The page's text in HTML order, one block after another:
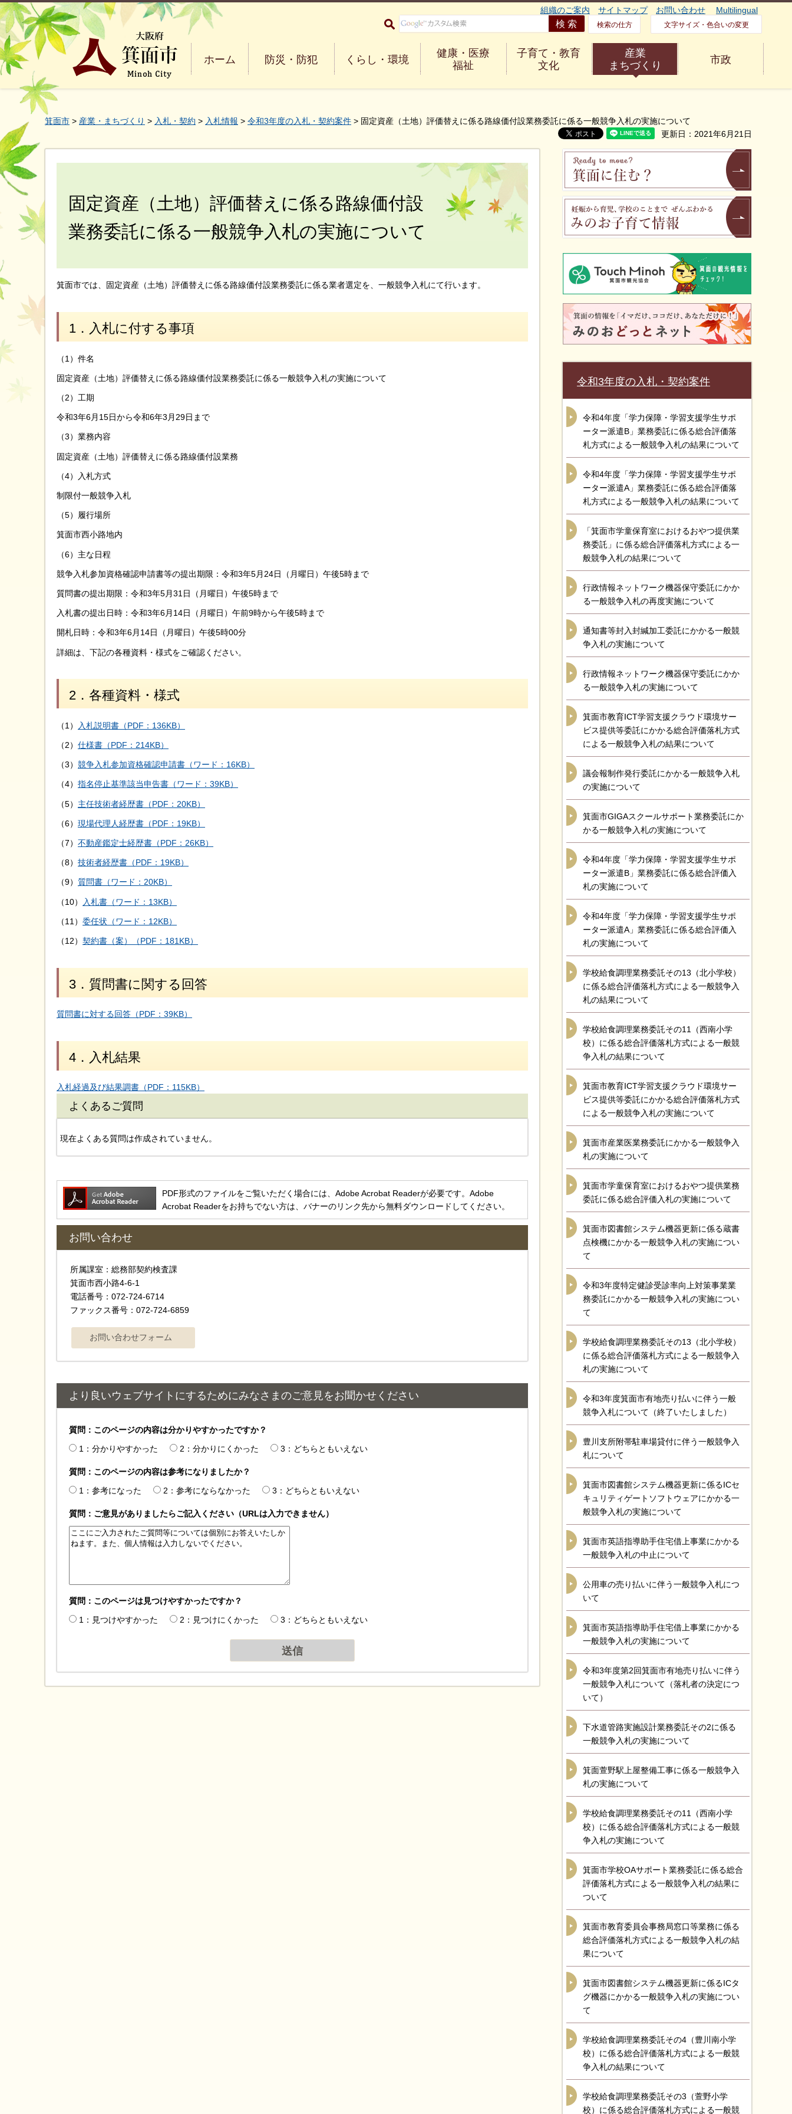
大阪府箕面市 Minoh City
組織のご案内 サイトマップ お問い合わせ Multilingual
検索の仕方 文字サイズ・色合いの変更
ホーム 防災・防犯 くらし・環境
健康・医療
福祉
子育て・教育
文化
産業
まちづくり
市政
箕面市 > 産業・まちづくり > 入札・契約 > 入札情報 > 令和3年度の入札・契約案件 > 固定資産（土地）評価替えに係る路線価付設業務委託に係る一般競争入札の実施について
更新日：2021年6月21日
固定資産（土地）評価替えに係る路線価付設
業務委託に係る一般競争入札の実施について
箕面市では、固定資産（土地）評価替えに係る路線価付設業務委託に係る業者選定を、一般競争入札にて行います。
1．入札に付する事項
（1）件名
固定資産（土地）評価替えに係る路線価付設業務委託に係る一般競争入札の実施について
（2）工期
令和3年6月15日から令和6年3月29日まで
（3）業務内容
固定資産（土地）評価替えに係る路線価付設業務
（4）入札方式
制限付一般競争入札
（5）履行場所
箕面市西小路地内
（6）主な日程
競争入札参加資格確認申請書等の提出期限：令和3年5月24日（月曜日）午後5時まで
質問書の提出期限：令和3年5月31日（月曜日）午後5時まで
入札書の提出日時：令和3年6月14日（月曜日）午前9時から午後5時まで
開札日時：令和3年6月14日（月曜日）午後5時00分
詳細は、下記の各種資料・様式をご確認ください。
2．各種資料・様式
（1） 入札説明書（PDF：136KB）
（2） 仕様書（PDF：214KB）
（3） 競争入札参加資格確認申請書（ワード：16KB）
（4） 指名停止基準該当申告書（ワード：39KB）
（5） 主任技術者経歴書（PDF：20KB）
（6） 現場代理人経歴書（PDF：19KB）
（7） 不動産鑑定士経歴書（PDF：26KB）
（8） 技術者経歴書（PDF：19KB）
（9） 質問書（ワード：20KB）
（10） 入札書（ワード：13KB）
（11） 委任状（ワード：12KB）
（12） 契約書（案）（PDF：181KB）
3．質問書に関する回答
質問書に対する回答（PDF：39KB）
4．入札結果
入札経過及び結果調書（PDF：115KB）
よくあるご質問
現在よくある質問は作成されていません。
PDF形式のファイルをご覧いただく場合には、Adobe Acrobat Readerが必要です。Adobe
Acrobat Readerをお持ちでない方は、バナーのリンク先から無料ダウンロードしてください。
お問い合わせ
所属課室：総務部契約検査課
箕面市西小路4‐6‐1
電話番号：072-724-6714
ファックス番号：072-724-6859
より良いウェブサイトにするためにみなさまのご意見をお聞かせください
質問：このページの内容は分かりやすかったですか？
1：分かりやすかった
2：分かりにくかった 3：どちらともいえない
質問：このページの内容は参考になりましたか？
1：参考になった
2：参考にならなかった 3：どちらともいえない
質問：ご意見がありましたらご記入ください（URLは入力できません）
質問：このページは見つけやすかったですか？
1：見つけやすかった
2：見つけにくかった 3：どちらともいえない
令和3年度の入札・契約案件
令和4年度「学力保障・学習支援学生サポ
ーター派遣B」業務委託に係る総合評価落
札方式による一般競争入札の結果について
令和4年度「学力保障・学習支援学生サポ
ーター派遣A」業務委託に係る総合評価落
札方式による一般競争入札の結果について
「箕面市学童保育室におけるおやつ提供業
務委託」に係る総合評価落札方式による一
般競争入札の結果について
行政情報ネットワーク機器保守委託にかか
る一般競争入札の再度実施について
通知書等封入封緘加工委託にかかる一般競
争入札の実施について
行政情報ネットワーク機器保守委託にかか
る一般競争入札の実施について
箕面市教育ICT学習支援クラウド環境サー
ビス提供等委託にかかる総合評価落札方式
による一般競争入札の結果について
議会報制作発行委託にかかる一般競争入札
の実施について
箕面市GIGAスクールサポート業務委託にか
かる一般競争入札の実施について
令和4年度「学力保障・学習支援学生サポ
ーター派遣B」業務委託に係る総合評価入
札の実施について
令和4年度「学力保障・学習支援学生サポ
ーター派遣A」業務委託に係る総合評価入
札の実施について
学校給食調理業務委託その13（北小学校）
に係る総合評価落札方式による一般競争入
札の結果について
学校給食調理業務委託その11（西南小学
校）に係る総合評価落札方式による一般競
争入札の結果について
箕面市教育ICT学習支援クラウド環境サー
ビス提供等委託にかかる総合評価落札方式
による一般競争入札の実施について
箕面市産業医業務委託にかかる一般競争入
札の実施について
箕面市学童保育室におけるおやつ提供業務
委託に係る総合評価入札の実施について
箕面市図書館システム機器更新に係る蔵書
点検機にかかる一般競争入札の実施につい
て
令和3年度特定健診受診率向上対策事業業
務委託にかかる一般競争入札の実施につい
て
学校給食調理業務委託その13（北小学校）
に係る総合評価落札方式による一般競争入
札の実施について
令和3年度箕面市有地売り払いに伴う一般
競争入札について（終了いたしました）
豊川支所附帯駐車場貸付に伴う一般競争入
札について
箕面市図書館システム機器更新に係るICセ
キュリティゲートソフトウェアにかかる一
般競争入札の実施について
箕面市英語指導助手住宅借上事業にかかる
一般競争入札の中止について
公用車の売り払いに伴う一般競争入札につ
いて
箕面市英語指導助手住宅借上事業にかかる
一般競争入札の実施について
令和3年度第2回箕面市有地売り払いに伴う
一般競争入札について（落札者の決定につ
いて）
下水道管路実施設計業務委託その2に係る
一般競争入札の実施について
箕面萱野駅上屋整備工事に係る一般競争入
札の実施について
学校給食調理業務委託その11（西南小学
校）に係る総合評価落札方式による一般競
争入札の実施について
箕面市学校OAサポート業務委託に係る総合
評価落札方式による一般競争入札の結果に
ついて
箕面市教育委員会事務局窓口等業務に係る
総合評価落札方式による一般競争入札の結
果について
箕面市図書館システム機器更新に係るICタ
グ機器にかかる一般競争入札の実施につい
て
学校給食調理業務委託その4（豊川南小学
校）に係る総合評価落札方式による一般競
争入札の結果について
学校給食調理業務委託その3（萱野小学
校）に係る総合評価落札方式による一般競